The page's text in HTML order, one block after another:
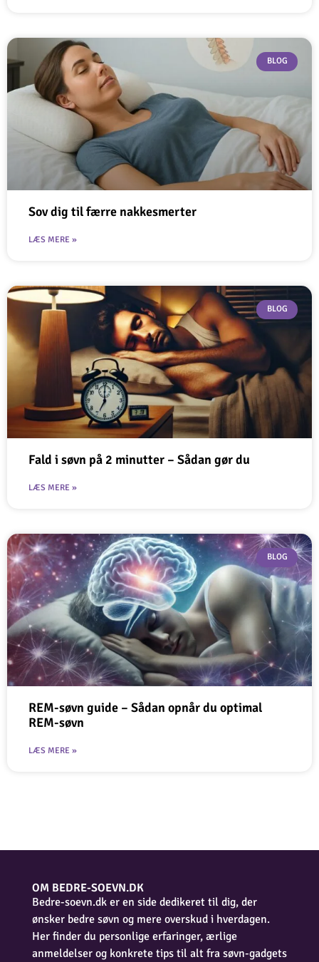
BLOG
Sov dig til færre nakkesmerter
LÆS MERE »
BLOG
Fald i søvn på 2 minutter – Sådan gør du
LÆS MERE »
BLOG
REM-søvn guide – Sådan opnår du optimal
REM-søvn
LÆS MERE »
OM BEDRE-SOEVN.DK
Bedre-soevn.dk er en side dedikeret til dig, der
ønsker bedre søvn og mere overskud i hverdagen.
Her finder du personlige erfaringer, ærlige
anmeldelser og konkrete tips til alt fra søvn-gadgets